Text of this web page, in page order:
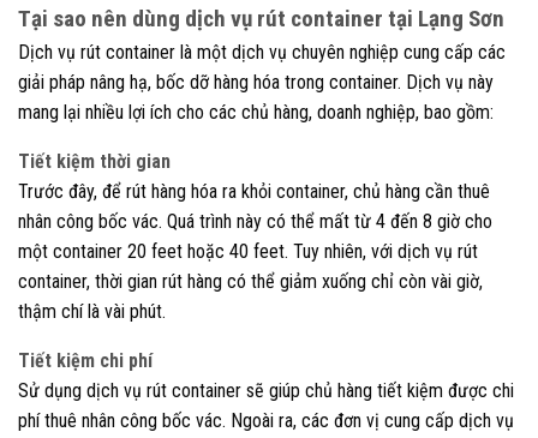
Tại sao nên dùng dịch vụ rút container tại Lạng Sơn
Dịch vụ rút container là một dịch vụ chuyên nghiệp cung cấp các
giải pháp nâng hạ, bốc dỡ hàng hóa trong container. Dịch vụ này
mang lại nhiều lợi ích cho các chủ hàng, doanh nghiệp, bao gồm:
Tiết kiệm thời gian
Trước đây, để rút hàng hóa ra khỏi container, chủ hàng cần thuê
nhân công bốc vác. Quá trình này có thể mất từ 4 đến 8 giờ cho
một container 20 feet hoặc 40 feet. Tuy nhiên, với dịch vụ rút
container, thời gian rút hàng có thể giảm xuống chỉ còn vài giờ,
thậm chí là vài phút.
Tiết kiệm chi phí
Sử dụng dịch vụ rút container sẽ giúp chủ hàng tiết kiệm được chi
phí thuê nhân công bốc vác. Ngoài ra, các đơn vị cung cấp dịch vụ